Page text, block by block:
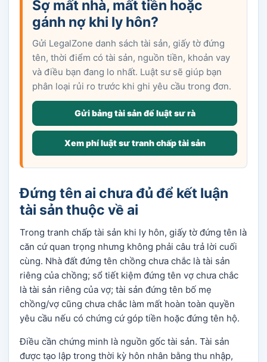
Sợ mất nhà, mất tiền hoặc
gánh nợ khi ly hôn?
Gửi LegalZone danh sách tài sản, giấy tờ đứng
tên, thời điểm có tài sản, nguồn tiền, khoản vay
và điều bạn đang lo nhất. Luật sư sẽ giúp bạn
phân loại rủi ro trước khi ghi yêu cầu trong đơn.
Gửi bảng tài sản để luật sư rà
Xem phí luật sư tranh chấp tài sản
Đứng tên ai chưa đủ để kết luận
tài sản thuộc về ai
Trong tranh chấp tài sản khi ly hôn, giấy tờ đứng tên là
căn cứ quan trọng nhưng không phải câu trả lời cuối
cùng. Nhà đất đứng tên chồng chưa chắc là tài sản
riêng của chồng; sổ tiết kiệm đứng tên vợ chưa chắc
là tài sản riêng của vợ; tài sản đứng tên bố mẹ
chồng/vợ cũng chưa chắc làm mất hoàn toàn quyền
yêu cầu nếu có chứng cứ góp tiền hoặc đứng tên hộ.
Điều cần chứng minh là nguồn gốc tài sản. Tài sản
được tạo lập trong thời kỳ hôn nhân bằng thu nhập,